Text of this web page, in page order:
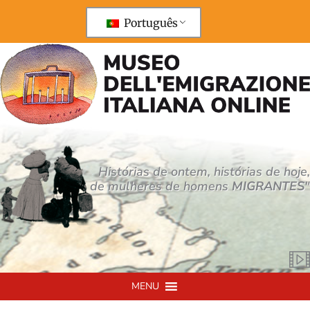
conteúdo
Português
Histórias de ontem, histórias de hoje,
de mulheres de homensMIGRANTES"
MENU